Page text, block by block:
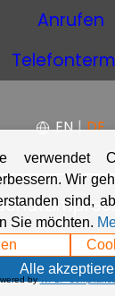
Anrufen
EN | DE
❤️ in
verwendet
Wir
sind,
Sie möchten.
Alle
by WPLP